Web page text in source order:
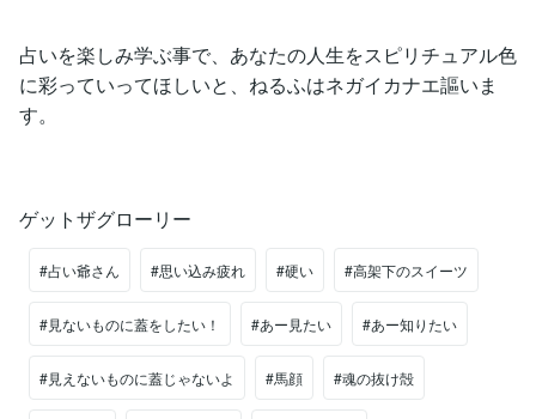
占いを楽しみ学ぶ事で、あなたの人生をスピリチュアル色
に彩っていってほしいと、ねるふはネガイカナエ謳いま
す。
ゲットザグローリー
#占い爺さん #思い込み疲れ #硬い #高架下のスイーツ
#見ないものに蓋をしたい！ #あー見たい #あー知りたい
#見えないものに蓋じゃないよ #馬顔 #魂の抜け殻